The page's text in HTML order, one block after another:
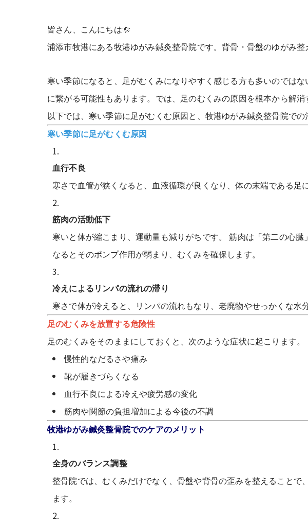
皆さん、こんにちは🌞
浦添市牧港にある牧港ゆがみ鍼灸整骨院です。背骨・骨盤のゆがみ
寒い季節になると、足がむくみになりやすく感じる方も多いのでは
に繋がる可能性もあります。では、足のむくみの原因を根本から解
以下では、寒い季節に足がむくむ原因と、牧港ゆがみ鍼灸整骨院での
寒い季節に足がむくむ原因
血行不良
寒さで血管が狭くなると、血液循環が良くなり、体の末端である足
筋肉の活動低下
寒いと体が縮こまり、運動量も減りがちです。 筋肉は「第二の心
なるとそのポンプ作用が弱まり、むくみを確保します。
冷えによるリンパの流れの滞り
寒さで体が冷えると、リンパの流れもなり、老廃物やせっかくな水
足のむくみを放置する危険性
足のむくみをそのままにしておくと、次のような症状に起こります。
慢性的なだるさや痛み
靴が履きづらくなる
血行不良による冷えや疲労感の変化
筋肉や関節の負担増加による今後の不調
牧港ゆがみ鍼灸整骨院でのケアのメリット
全身のバランス調整
整骨院では、むくみだけでなく、骨盤や背骨の歪みを整えること
ます。